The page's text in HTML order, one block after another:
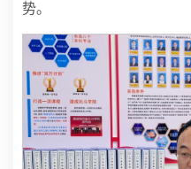
势。